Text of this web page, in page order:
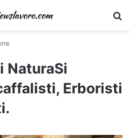
NaturaSi
Erboristi